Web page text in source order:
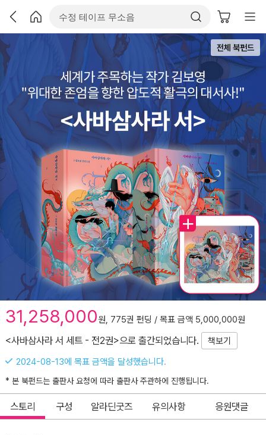
전체 북펀드
31,258,000원, 775권 펀딩 / 목표 금액 5,000,000원
<사바삼사라 서 세트 - 전2권>으로 출간되었습니다.
책보기
2024-08-13에 목표 금액을 달성했습니다.
* 본 북펀드는 출판사 요청에 따라 출판사 주관하에 진행됩니다.
스토리 구성 알라딘굿즈 유의사항 응원댓글